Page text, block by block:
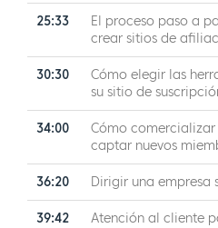
25:33
El proceso paso a
crear sitios de
30:30
Cómo elegir las
su sitio de
34:00
Cómo
captar nuevos
36:20 Dirigir una empresa
39:42 Atención al cliente